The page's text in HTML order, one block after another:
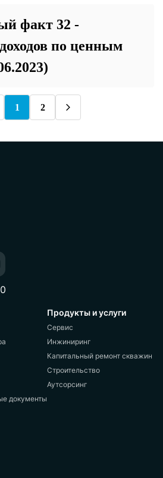
факт 32 -
по ценным
1 2
документы
Продукты и услуги
Сервис
Инжиниринг
Капитальный ремонт скважин
Строительство
Аутсорсинг